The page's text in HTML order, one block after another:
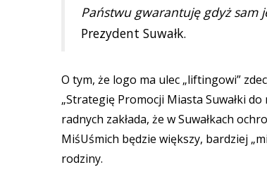
Państwu gwarantuję gdyż sam
Prezydent Suwałk.
O tym, że logo ma ulec „liftingowi”
„Strategię Promocji Miasta Suwałki
radnych zakłada, że w Suwałkach
MiśUśmich będzie większy, bardziej
rodziny.